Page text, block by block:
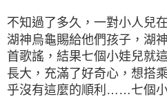
不知過了多久，一對小人兒
湖神烏龜賜給他們孩子，湖
首歌謠，結果七個小娃兒就
長大，充滿了好奇心，想搭
乎沒有這麼的順利……七個